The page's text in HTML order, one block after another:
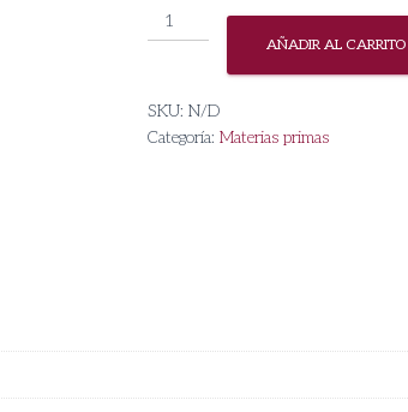
Hidrólato
de
Hamamelis
AÑADIR AL CARRITO
SKU: N/D
Categoría: Materias primas